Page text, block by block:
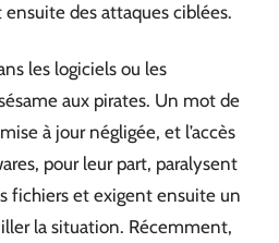
des attaques ciblées.
les logiciels ou les
aux pirates. Un mot de
à jour négligée, et l’accès
pour leur part, paralysent
fichiers et exigent ensuite un
la situation. Récemment,